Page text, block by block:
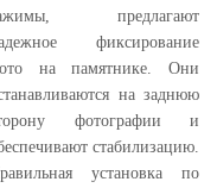
предлагают
фиксирование
на памятнике. Они
на заднюю
фотографии и
стабилизацию.
установка по